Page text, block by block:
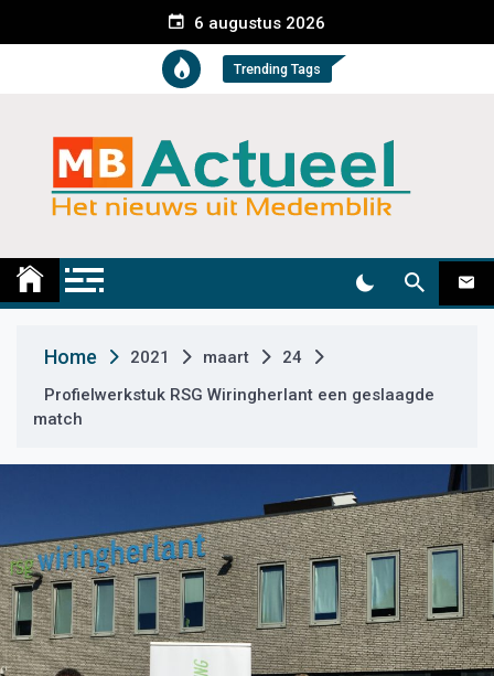
e
t
6 augustus 2026
Trending Tags
Medemblik Actueel
Home 2021 maart
24
Profielwerkstuk RSG Wiringherlant een geslaagde
match